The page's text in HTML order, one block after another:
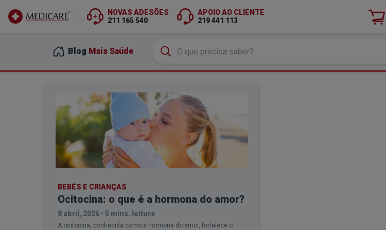
NOVAS ADESÕES
211 165 540
APOIO AO CLIENTE
219 441 113
Blog Mais Saúde
BEBÉS E CRIANÇAS
Ocitocina: o que é a hormona do amor?
8 abril, 2026 • 5 mins. leitura
A ocitocina, conhecida como a hormona do amor, fortalece o